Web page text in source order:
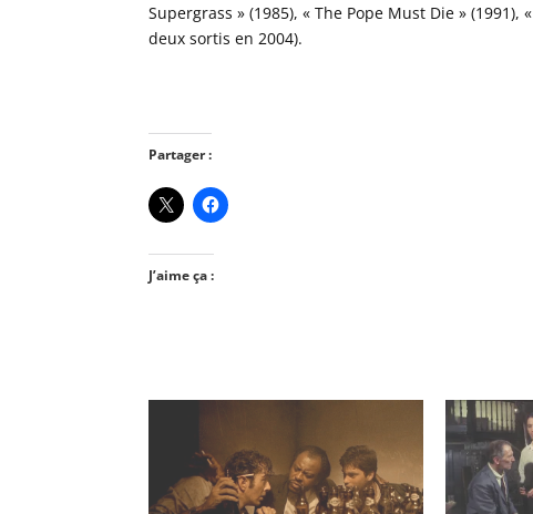
Supergrass » (1985), « The Pope Must Die » (1991),
deux sortis en 2004).
Partager :
J’aime ça :